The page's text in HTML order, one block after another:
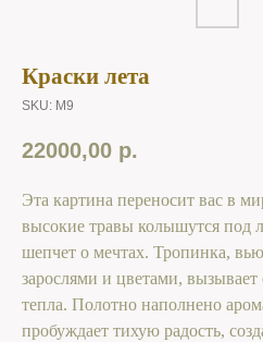
Краски лета
SKU: M9
22000,00 р.
Эта картина переносит вас в
высокие травы колышутся под
шепчет о мечтах. Тропинка,
зарослями и цветами,
тепла. Полотно наполнено
пробуждает тихую радость,